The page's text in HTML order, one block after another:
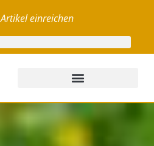
Artikel einreichen